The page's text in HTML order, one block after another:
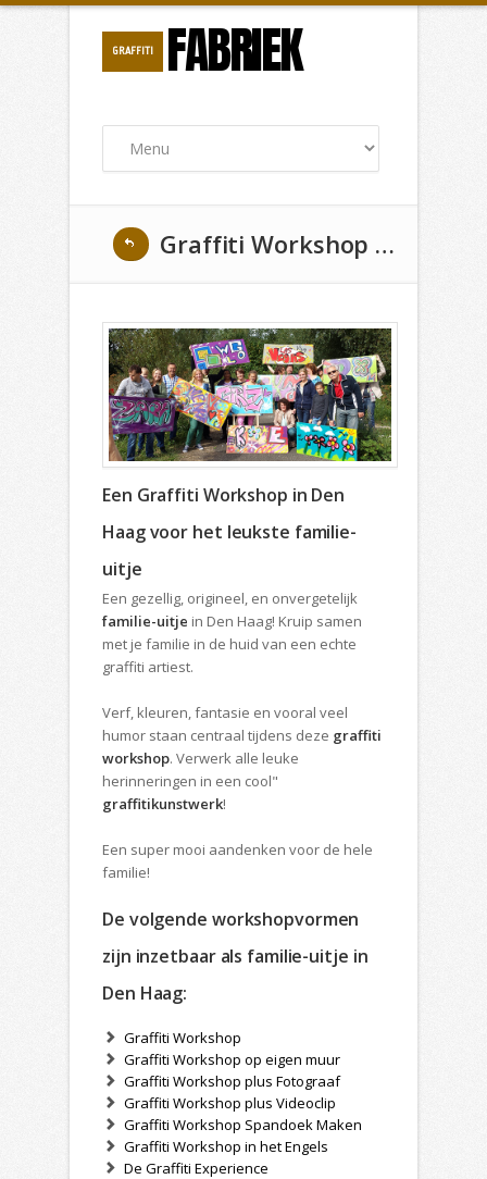
GRAFFITI FABRIEK
Graffiti Workshop Familie-uitje in Den Haag
Een Graffiti Workshop in Den
Haag voor het leukste familie-
uitje
Een gezellig, origineel, en onvergetelijk
familie-uitje in Den Haag! Kruip samen
met je familie in de huid van een echte
graffiti artiest.
Verf, kleuren, fantasie en vooral veel
humor staan centraal tijdens deze graffiti
workshop. Verwerk alle leuke
herinneringen in een cool"
graffitikunstwerk!
Een super mooi aandenken voor de hele
familie!
De volgende workshopvormen
zijn inzetbaar als familie-uitje in
Den Haag:
Graffiti Workshop
Graffiti Workshop op eigen muur
Graffiti Workshop plus Fotograaf
Graffiti Workshop plus Videoclip
Graffiti Workshop Spandoek Maken
Graffiti Workshop in het Engels
De Graffiti Experience